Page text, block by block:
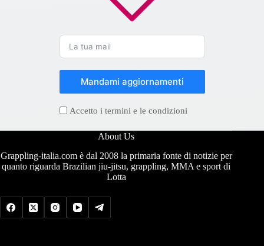
Mandami aggiornamenti
Accetto i termini e le condizioni
About Us
Grappling-italia.com è dal 2008 la primaria fonte di notizie per
quanto riguarda Brazilian jiu-jitsu, grappling, MMA e sport di
Lotta